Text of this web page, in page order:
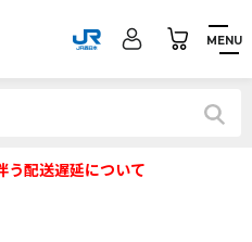
MENU
う配送遅延について